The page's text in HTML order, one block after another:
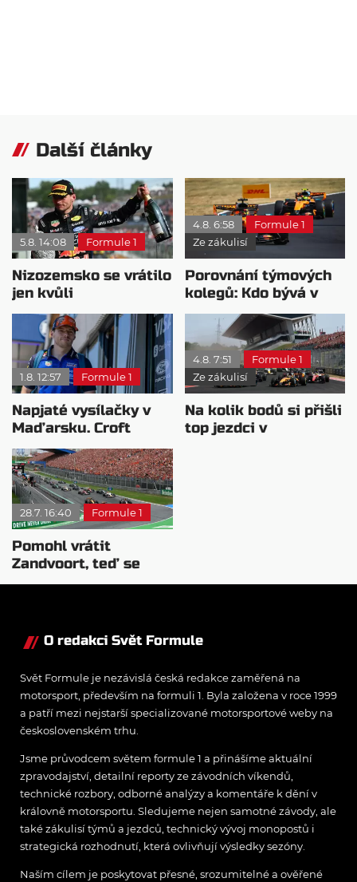
Další články
5.8. 14:08 Formule 1
Nizozemsko se vrátilo
jen kvůli
Verstappenovi, říká
Ecclestone
4.8. 6:58
Formule 1
Ze zákulisí
Porovnání týmových
kolegů: Kdo bývá v
sobotu nejrychlejší?
1.8. 12:57 Formule 1
Napjaté vysílačky v
Maďarsku. Croft
naznačil odchod
Verstappena
4.8. 7:51
Formule 1
Ze zákulisí
Na kolik bodů si přišli
top jezdci v
28.7. 16:40 Formule 1
Pomohl vrátit
Zandvoort, teď se
nizozemský princ
O redakci Svět Formule
Svět Formule je nezávislá česká redakce zaměřená na
motorsport, především na formuli 1. Byla založena v roce 1999
a patří mezi nejstarší specializované motorsportové weby na
československém trhu.
Jsme průvodcem světem formule 1 a přinášíme aktuální
zpravodajství, detailní reporty ze závodních víkendů,
technické rozbory, odborné analýzy a komentáře k dění v
královně motorsportu. Sledujeme nejen samotné závody, ale
také zákulisí týmů a jezdců, technický vývoj monopostů i
strategická rozhodnutí, která ovlivňují výsledky sezóny.
Naším cílem je poskytovat přesné, srozumitelné a ověřené